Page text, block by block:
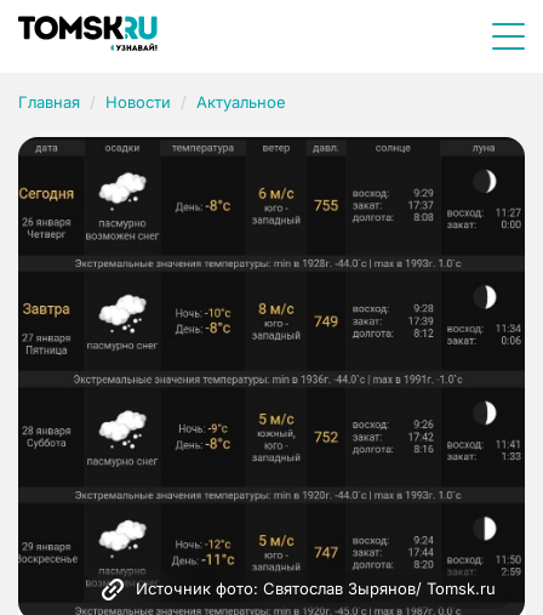
Главная Новости Актуальное
Источник фото: Святослав Зырянов/ Tomsk.ru